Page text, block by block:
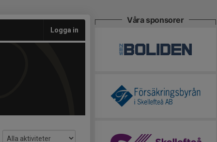
Logga in
Våra sponsorer